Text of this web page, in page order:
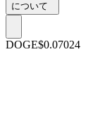
について
DOGE$0.07024